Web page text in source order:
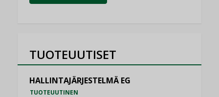
TUOTEUUTISET
HALLINTAJÄRJESTELMÄ EG
TUOTEUUTINEN